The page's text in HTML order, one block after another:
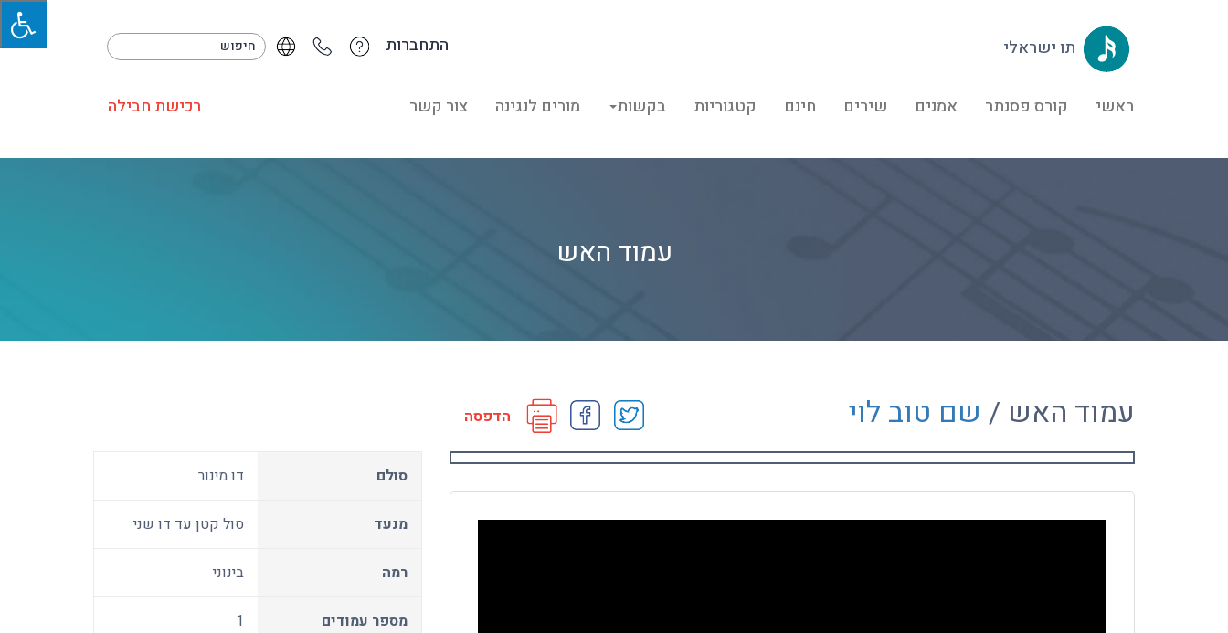
התחברות תו ישראלי
ראשי קורס פסנתר אמנים שירים חינם קטגוריות בקשות מורים לנגינה צור קשר רכישת חבילה
עמוד האש
עמוד האש / שם טוב לוי הדפסה
סולם דו מינור
מנעד סול קטן עד דו שני
רמה בינוני
מספר עמודים 1